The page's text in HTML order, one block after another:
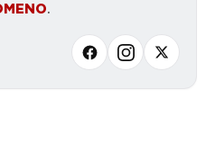
.